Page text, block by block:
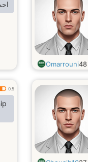
Omarrouni48
0.5